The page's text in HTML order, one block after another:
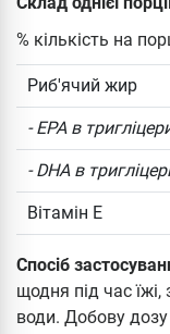
% кількість на
Риб'ячий жир
- EPA в
- DHA в
Вітамін Е
Спосіб
щодня під час
води. Добову